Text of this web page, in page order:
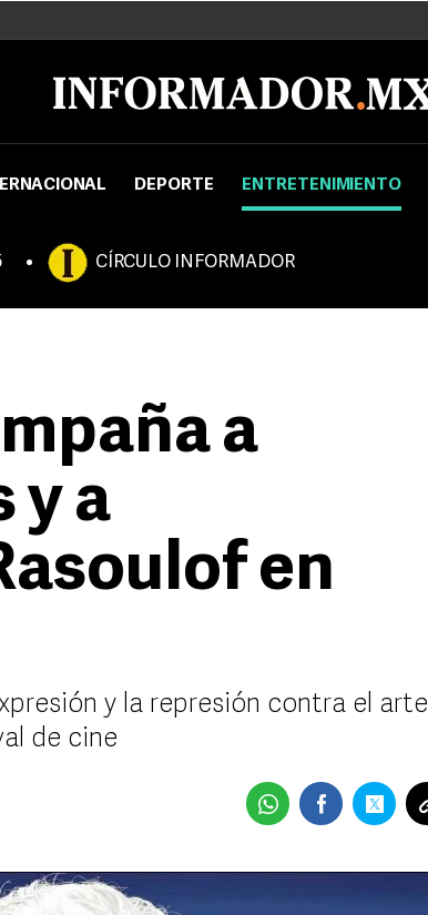
DEPORTE ENTRETENIMIENTO
CÍRCULO INFORMADOR
a
y a
en
y la represión contra el arte
de cine